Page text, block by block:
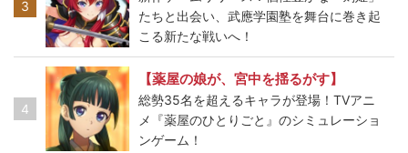
3
たちと出会い、武應学園塾を舞台に巻き起
こる新たな戦いへ！
4
【薬屋の娘が、宮中を揺るがす】
総勢35名を超えるキャラが登場！TVアニ
メ『薬屋のひとりごと』のシミュレーショ
ンゲーム！